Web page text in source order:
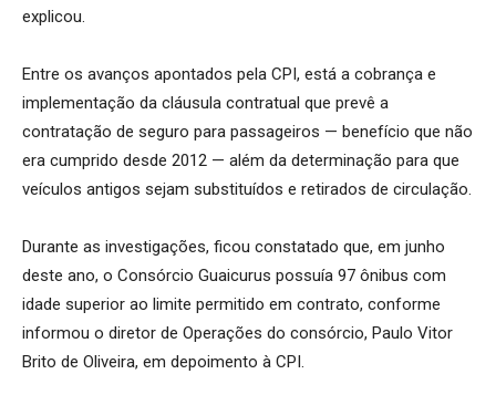
explicou.
Entre os avanços apontados pela CPI, está a cobrança e
implementação da cláusula contratual que prevê a
contratação de seguro para passageiros — benefício que não
era cumprido desde 2012 — além da determinação para que
veículos antigos sejam substituídos e retirados de circulação.
Durante as investigações, ficou constatado que, em junho
deste ano, o Consórcio Guaicurus possuía 97 ônibus com
idade superior ao limite permitido em contrato, conforme
informou o diretor de Operações do consórcio, Paulo Vitor
Brito de Oliveira, em depoimento à CPI.